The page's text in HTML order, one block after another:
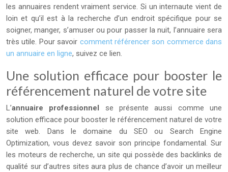
les annuaires rendent vraiment service. Si un internaute vient de
loin et qu’il est à la recherche d’un endroit spécifique pour se
soigner, manger, s’amuser ou pour passer la nuit, l’annuaire sera
très utile. Pour savoir comment référencer son commerce dans
un annuaire en ligne, suivez ce lien.
Une solution efficace pour booster le
référencement naturel de votre site
L’annuaire professionnel se présente aussi comme une
solution efficace pour booster le référencement naturel de votre
site web. Dans le domaine du SEO ou Search Engine
Optimization, vous devez savoir son principe fondamental. Sur
les moteurs de recherche, un site qui possède des backlinks de
qualité sur d’autres sites aura plus de chance d’avoir un meilleur